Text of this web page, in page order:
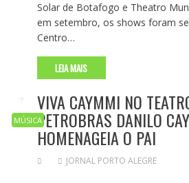
Solar de Botafogo e Theatro
em setembro, os shows foram
Centro…
LEIA MAIS
MÚSICA
VIVA CAYMMI NO
PETROBRAS DANILO
HOMENAGEIA O PAI
JORNAL PORTO ALEGRE